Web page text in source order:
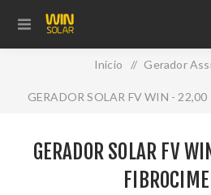
Início / Gerador
GERADOR SOLAR FV WIN -
GERADOR SOLAR FV